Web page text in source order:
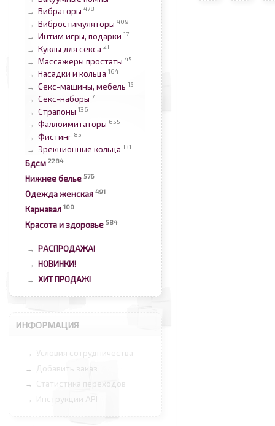
→ Вибраторы 478
→ Вибростимуляторы 409
→ Интим игры, подарки 17
→ Куклы для секса 21
→ Массажеры простаты 45
→ Насадки и кольца 164
→ Секс-машины, мебель 15
→ Секс-наборы 7
→ Страпоны 136
→ Фаллоимитаторы 655
→ Фистинг 85
→ Эрекционные кольца 131
Бдсм 2284
Нижнее белье 576
Одежда женская 491
Карнавал 100
Красота и здоровье 584
→ РАСПРОДАЖА!
→ НОВИНКИ!
→ ХИТ ПРОДАЖ!
ИНФОРМАЦИЯ
→ Условия сотрудничества
→ Добавить заказ
→ Статистика переходов
→ Инструкции API